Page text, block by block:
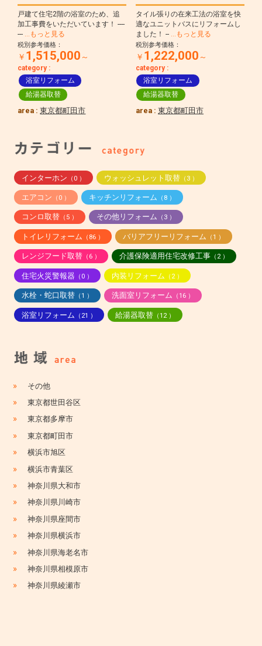
戸建て住宅2階の浴室のため、追
加工事費をいただいています！ ----
--- …もっと見る
税別参考価格：
￥ 1,515,000 ～
category :
浴室リフォーム
給湯器取替
area :東京都町田市
タイル張りの在来工法の浴室を快
適なユニットバスにリフォームし
ました！ -- …もっと見る
税別参考価格：
￥ 1,222,000 ～
category :
浴室リフォーム
給湯器取替
area :東京都町田市
インターホン （0 ） ウォッシュレット取替（3 ）
エアコン （0 ） キッチンリフォーム （8 ）
コンロ取替（5 ） その他リフォーム （3 ）
トイレリフォーム （86 ） バリアフリーリフォーム （1 ）
レンジフード取替（6 ） 介護保険適用住宅改修工事（2 ）
住宅火災警報器 （0 ） 内装リフォーム （2 ）
水栓・蛇口取替（1 ） 洗面室リフォーム （16 ）
浴室リフォーム （21 ） 給湯器取替（12 ）
» その他
» 東京都世田谷区
» 東京都多摩市
» 東京都町田市
» 横浜市旭区
» 横浜市青葉区
» 神奈川県大和市
» 神奈川県川崎市
» 神奈川県座間市
» 神奈川県横浜市
» 神奈川県海老名市
» 神奈川県相模原市
» 神奈川県綾瀬市